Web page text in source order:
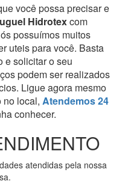
você possa precisar e
Hidrotexcom
possuímos muitos
uteis para você. Basta
e solicitar o seu
podem ser realizados
Ligue agora mesmo
no local, Atendemos 24
conhecer.
atendidas pela nossa